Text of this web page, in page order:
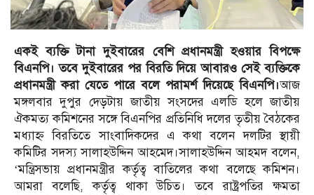
একই ব্যক্তি টানা দুইবারের বেশি প্রধানমন্ত্রী হওয়ার বিপক্ষে
বিএনপি। তবে দুইবারের পর বিরতি দিয়ে আবারও সেই ব্যক্তিকে
প্রধানমন্ত্রী করা যেতে পারে বলে পরামর্শ দিয়েছে বিএনপি।আজ
মঙ্গলবার দুপুর দেড়টায় জাতীয় সংসদের এলডি হলে জাতীয়
ঐকমত্য কমিশনের সঙ্গে বিএনপির প্রতিনিধি দলের তৃতীয় বৈঠকের
মধ্যাহ্ন বিরতিতে সাংবাদিকদের এ কথা বলেন দলটির স্থায়ী
কমিটির সদস্য সালাহউদ্দিন আহমেদ।সালাহউদ্দিন আহমদ বলেন,
‘মন্ত্রিসভায় প্রধানমন্ত্রীর কর্তৃত্ব বাতিলের কথা বলেছে কমিশন।
আমরা বলেছি, কর্তৃত্ব থাকা উচিত। তবে রাষ্ট্রপতির ক্ষমতা